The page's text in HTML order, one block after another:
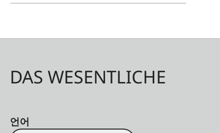
DAS WESENTLICHE
언어